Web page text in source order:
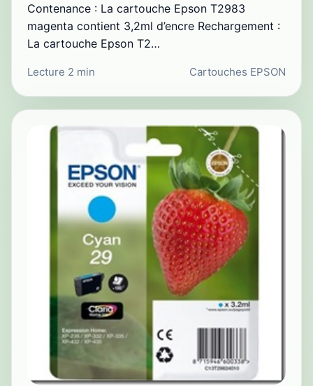
Contenance : La cartouche Epson T2983
magenta contient 3,2ml d’encre Rechargement :
La cartouche Epson T2…
Lecture 2 min Cartouches EPSON